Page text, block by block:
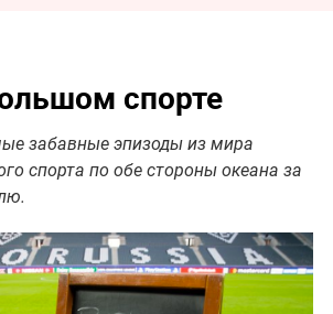
спорте
забавные эпизоды из мира
спорта по обе стороны океана за